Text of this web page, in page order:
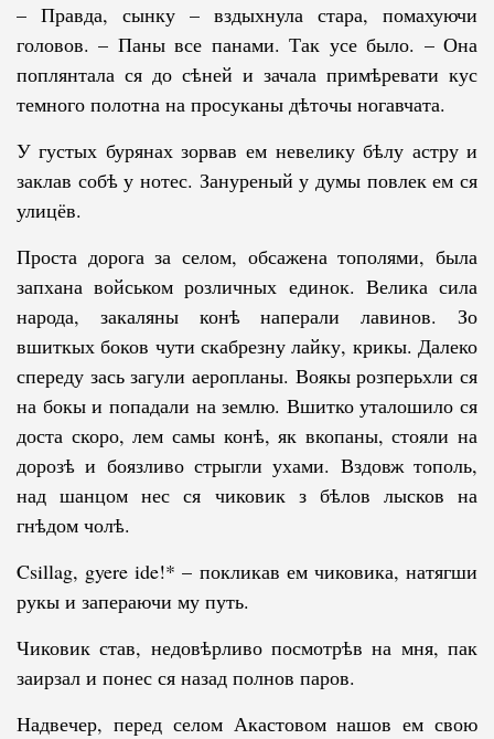
– Правда, сынку – вздыхнула стара, помахуючи
головов. – Паны все панами. Так усе было. – Она
поплянтала ся до сѣней и зачала примѣревати кус
темного полотна на просуканы дѣточы ногавчата.
У густых бурянах зорвав ем невелику бѣлу астру и
заклав собѣ у нотес. Зануреный у думы повлек ем ся
улицёв.
Проста дорога за селом, обсажена тополями, была
запхана войськом роз­личных единок. Велика сила
народа, закаляны конѣ наперали лавинов. Зо
вшиткых боков чути скабрезну лайку, крикы. Далеко
спереду зась загу­ли аеропланы. Воякы розперьхли ся
на бокы и попадали на землю. Вшитко уталошило ся
доста скоро, лем самы конѣ, як вкопаны, стояли на
дорозѣ и бо­язливо стрыгли ухами. Вздовж тополь,
над шанцом нес ся чиковик з бѣлов лысков на
гнѣдом чолѣ.
Csillag, gyere ide!* – покликав ем чиковика, натягши
рукы и запера­ю­чи му путь.
Чиковик став, недовѣрливо посмотрѣв на мня, пак
заирзал и понес ся назад полнов паров.
Надвечер, перед селом Акастовом нашов ем свою